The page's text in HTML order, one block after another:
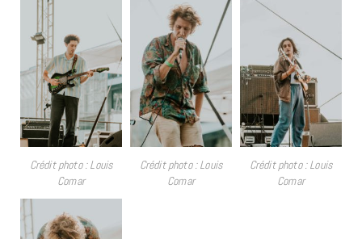
Crédit photo : Louis
Comar
Crédit photo : Louis
Comar
Crédit photo : Louis
Comar